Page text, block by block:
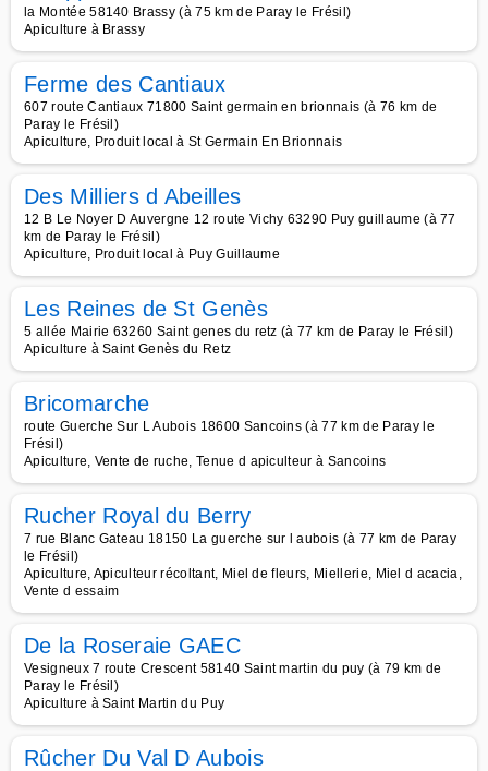
la Montée 58140 Brassy (à 75 km de Paray le Frésil)
Apiculture à Brassy
Ferme des Cantiaux
607 route Cantiaux 71800 Saint germain en brionnais (à 76 km de
Paray le Frésil)
Apiculture, Produit local à St Germain En Brionnais
Des Milliers d Abeilles
12 B Le Noyer D Auvergne 12 route Vichy 63290 Puy guillaume (à 77
km de Paray le Frésil)
Apiculture, Produit local à Puy Guillaume
Les Reines de St Genès
5 allée Mairie 63260 Saint genes du retz (à 77 km de Paray le Frésil)
Apiculture à Saint Genès du Retz
Bricomarche
route Guerche Sur L Aubois 18600 Sancoins (à 77 km de Paray le
Frésil)
Apiculture, Vente de ruche, Tenue d apiculteur à Sancoins
Rucher Royal du Berry
7 rue Blanc Gateau 18150 La guerche sur l aubois (à 77 km de Paray
le Frésil)
Apiculture, Apiculteur récoltant, Miel de fleurs, Miellerie, Miel d acacia,
Vente d essaim
De la Roseraie GAEC
Vesigneux 7 route Crescent 58140 Saint martin du puy (à 79 km de
Paray le Frésil)
Apiculture à Saint Martin du Puy
Rûcher Du Val D Aubois